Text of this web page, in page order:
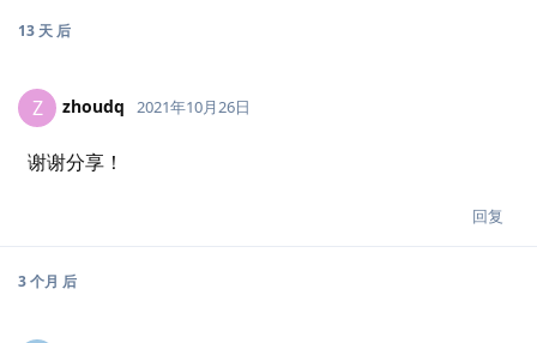
13 天 后
Z zhoudq 2021年10月26日
谢谢分享！
回复
3 个月 后